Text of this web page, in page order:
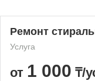
Ремонт
Услуга
от 1 000 ₸/